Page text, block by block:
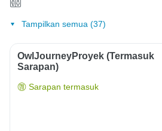
Tampilkan semua (37)
OwlJourneyProyek (Termasuk
Sarapan)
Sarapan termasuk